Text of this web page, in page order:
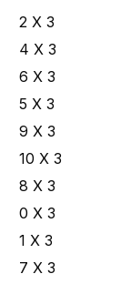
2 X 3
4 X 3
6 X 3
5 X 3
9 X 3
10 X 3
8 X 3
0 X 3
1 X 3
7 X 3